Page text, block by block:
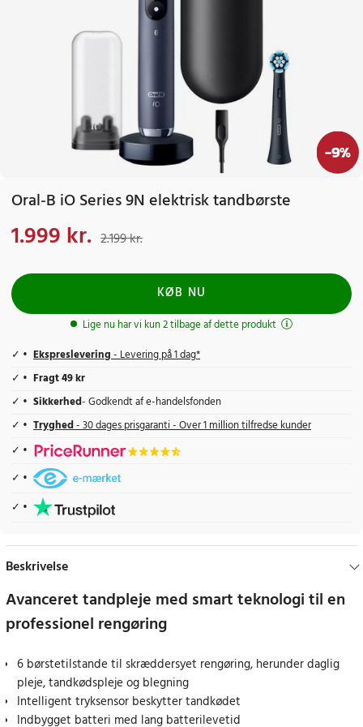
-9%
Oral-B iO Series 9N elektrisk tandbørste
Nuværende pris
1.999 kr. 2.199 kr.
KØB NU
Lige nu har vi kun 2 tilbage af dette produkt
Ekspreslevering- Levering på 1 dag*
Fragt 49 kr
Sikkerhed- Godkendt af e-handelsfonden
Tryghed- 30 dages prisgaranti - Over 1 million tilfredse kunder
Beskrivelse
Avanceret tandpleje med smart teknologi til en
professionel rengøring
6 børstetilstande til skræddersyet rengøring, herunder daglig
pleje, tandkødspleje og blegning
Intelligent tryksensor beskytter tandkødet
Indbygget batteri med lang batterilevetid